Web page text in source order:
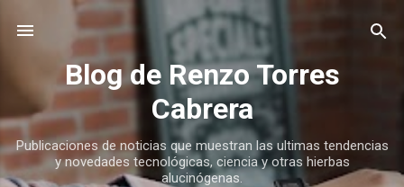
Ir al contenido principal
Blog de Renzo Torres
Cabrera
Publicaciones de noticias que muestran las ultimas tendencias
y novedades tecnológicas, ciencia y otras hierbas
alucinógenas.